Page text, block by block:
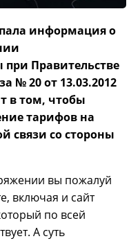
информация о
Правительстве
№ 20 от 13.03.2012
в том, чтобы
тарифов на
связи со стороны
вы пожалуй
включая и сайт
по всей
А суть